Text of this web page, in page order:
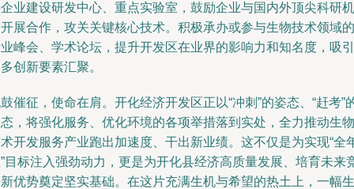
业建设研发中心、重点实验室，鼓励企业与国内外顶尖科研机
展合作，攻关关键核心技术。积极承办或参与生物技术领域的
峰会、学术论坛，提升开发区在业界的影响力和知名度，吸引
创新要素汇聚。
催征，使命在肩。开化经济开发区正以“冲刺”的姿态、“赶考”
，将强化服务、优化环境的各项举措落到实处，全力推动生物
开发服务产业跑出加速度、干出新业绩。这不仅是为实现“全
目标注入强劲动力，更是为开化县经济高质量发展、培育未来
优势奠定坚实基础。在这片充满生机与希望的热土上，一幅生